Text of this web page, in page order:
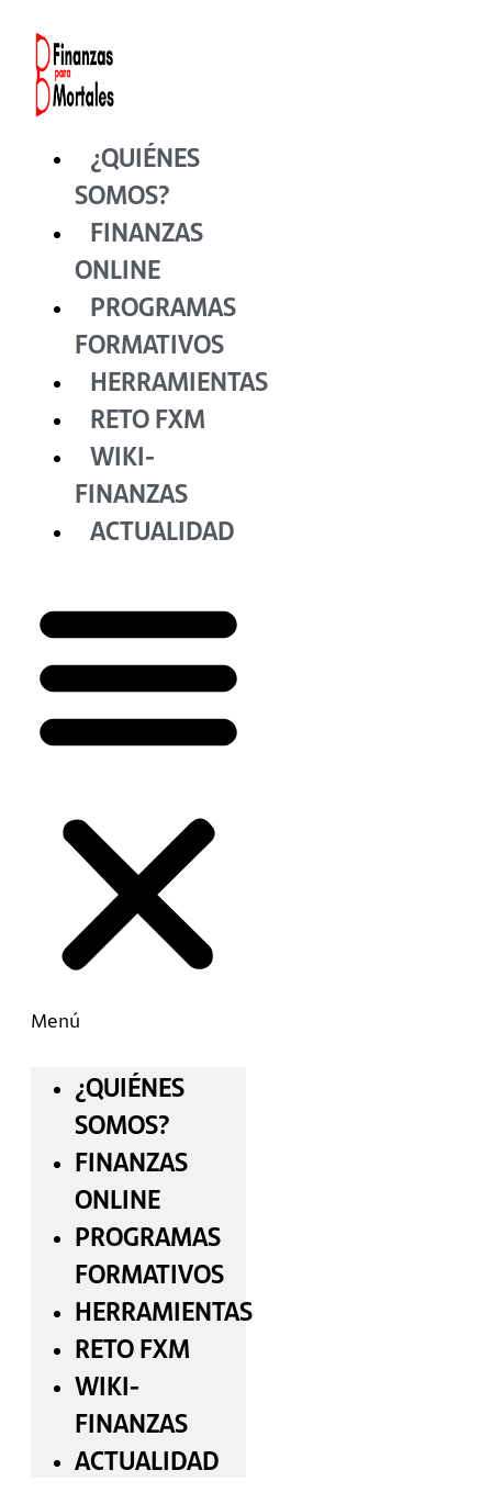
contenido
¿QUIÉNES
SOMOS?
FINANZAS
ONLINE
PROGRAMAS
FORMATIVOS
HERRAMIENTAS
RETO FXM
WIKI-
FINANZAS
ACTUALIDAD
Menú
¿QUIÉNES
SOMOS?
FINANZAS
ONLINE
PROGRAMAS
FORMATIVOS
HERRAMIENTAS
RETO FXM
WIKI-
FINANZAS
ACTUALIDAD